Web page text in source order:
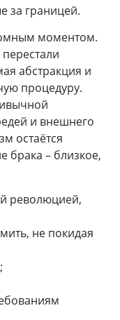
за границей.
моментом.
абстракция и
процедуру.
и внешнего
остаётся
– близкое,
революцией,
не покидая